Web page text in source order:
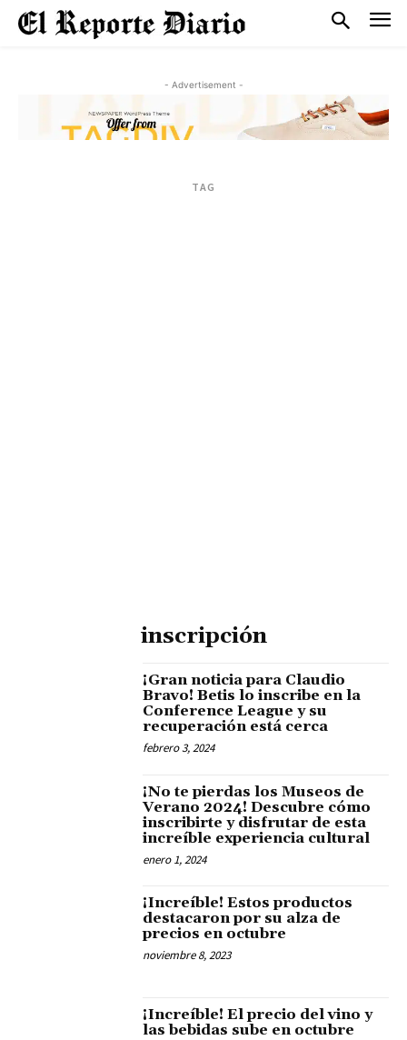
- Advertisement -
TAG
inscripción
¡Gran noticia para Claudio
Bravo! Betis lo inscribe en la
Conference League y su
recuperación está cerca
febrero 3, 2024
¡No te pierdas los Museos de
Verano 2024! Descubre cómo
inscribirte y disfrutar de esta
increíble experiencia cultural
enero 1, 2024
¡Increíble! Estos productos
destacaron por su alza de
precios en octubre
noviembre 8, 2023
¡Increíble! El precio del vino y
las bebidas sube en octubre